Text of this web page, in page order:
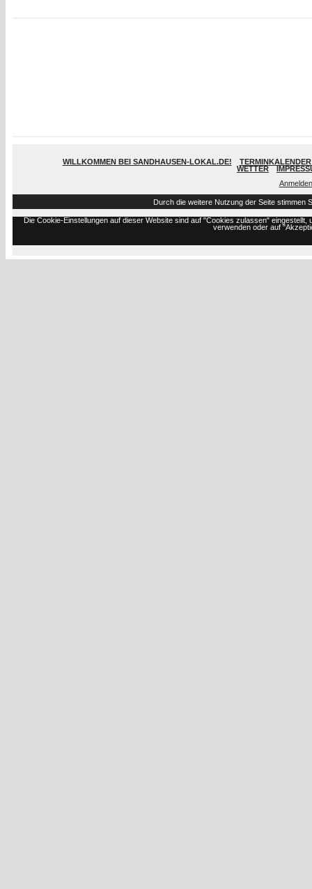
WILLKOMMEN BEI SANDHAUSEN-LOKAL.DE!
TERMINKALENDER
WETTER
Anmelden
Durch die weitere Nutzung der Seite stimmen
Die Cookie-Einstellungen auf dieser Website sind auf "Cookies zulassen"
verwenden oder auf